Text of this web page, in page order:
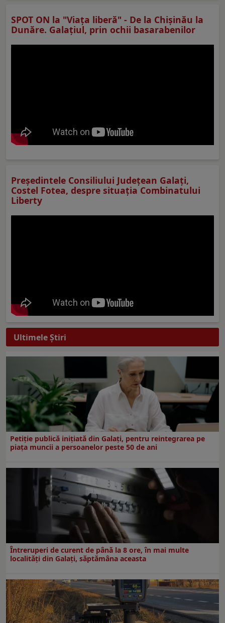
SPOT ON la "Viaţa liberă" - De la Chișinău la
Dunăre. Galațiul, prin ochii basarabenilor
Preşedintele Consiliului Judeţean Galaţi,
Costel Fotea, despre situaţia Combinatului
Liberty
Ultimele Ştiri
Petiție publică inițiată din Galați, pentru reintegrarea pe
piața muncii a persoanelor peste 50 de ani
Întreruperi de curent de până la 8 ore, în mai multe
localități din Galați, săptămâna aceasta